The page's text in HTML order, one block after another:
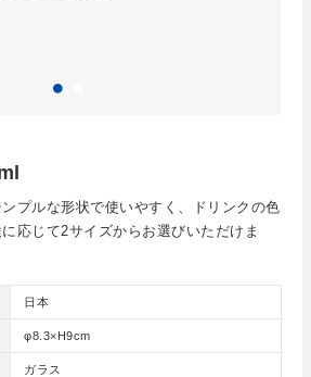
プルな形状で使いやすく、ドリンクの色
応じて2サイズからお選びいただけま
日本
φ8.3×H9cm
ガラス